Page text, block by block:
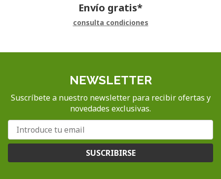
Envío gratis*
consulta condiciones
NEWSLETTER
Suscríbete a nuestro newsletter para recibir ofertas y
novedades exclusivas.
SUSCRIBIRSE